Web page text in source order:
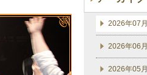
2026年07月
2026年06月
2026年05月